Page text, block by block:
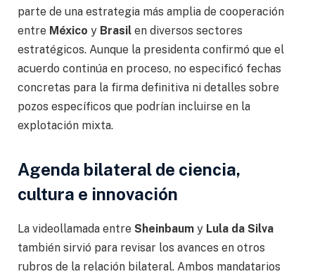
parte de una estrategia más amplia de cooperación
entre México y Brasil en diversos sectores
estratégicos. Aunque la presidenta confirmó que el
acuerdo continúa en proceso, no especificó fechas
concretas para la firma definitiva ni detalles sobre
pozos específicos que podrían incluirse en la
explotación mixta.
Agenda bilateral de ciencia,
cultura e innovación
La videollamada entre Sheinbaum y Lula da Silva
también sirvió para revisar los avances en otros
rubros de la relación bilateral. Ambos mandatarios